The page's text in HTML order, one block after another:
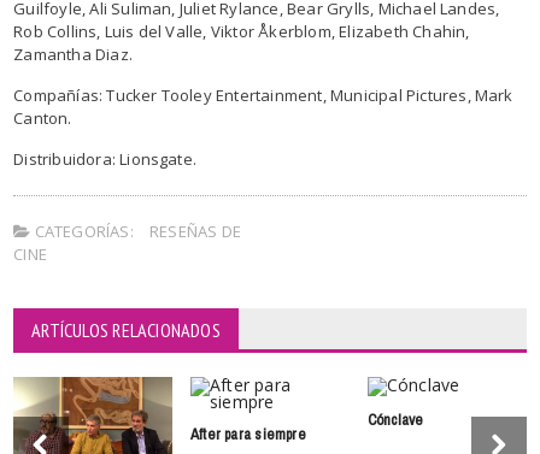
Guilfoyle, Ali Suliman, Juliet Rylance, Bear Grylls, Michael Landes,
Rob Collins, Luis del Valle, Viktor Åkerblom, Elizabeth Chahin,
Zamantha Diaz.
Compañías: Tucker Tooley Entertainment, Municipal Pictures, Mark
Canton.
Distribuidora: Lionsgate.
CATEGORÍAS:
RESEÑAS DE
CINE
ARTÍCULOS RELACIONADOS
After para siempre
Cónclave